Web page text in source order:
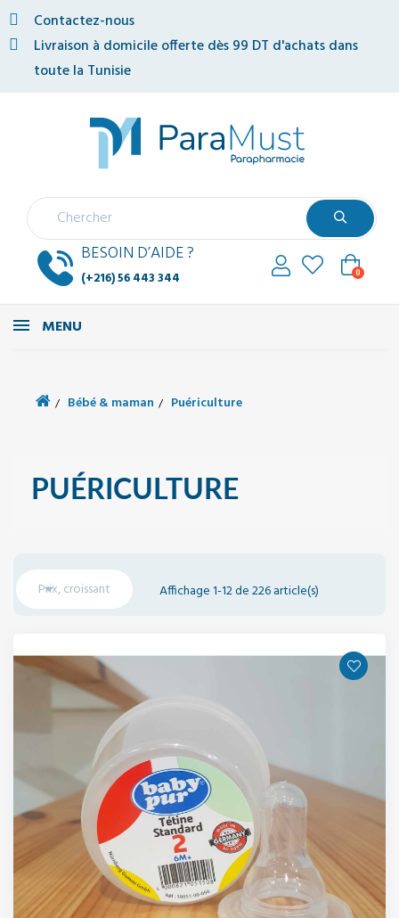
Contactez-nous
Livraison à domicile offerte dès 99 DT d'achats dans
toute la Tunisie
BESOIN D’AIDE ?
(+216) 56 443 344 0
MENU
Bébé & maman Puériculture
PUÉRICULTURE
Prix, croissant
 Affichage 1-12 de 226 article(s)